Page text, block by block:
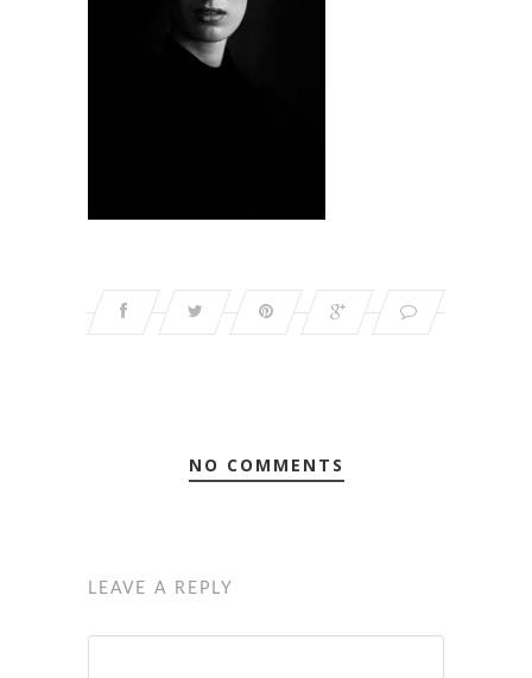
NO COMMENTS
LEAVE A REPLY